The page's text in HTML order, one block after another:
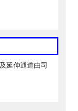
延伸通道由司